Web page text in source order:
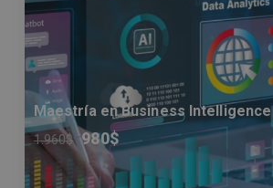
Maestría en Business Intelligence
1.960$ 980$